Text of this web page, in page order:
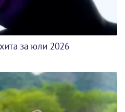
за юли 2026